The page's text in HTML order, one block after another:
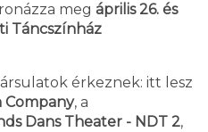
meg április 26. és
Táncszínház
érkeznek: itt lesz
Company, a
Dans Theater - NDT 2,